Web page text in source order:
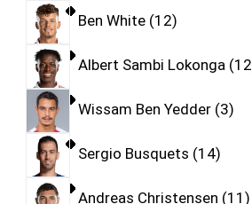
Ben White 12
Albert Sambi Lokonga 12
Wissam Ben Yedder 3
Sergio Busquets 14
Andreas Christensen 11